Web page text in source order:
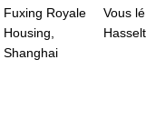
Fuxing Royale
Housing,
Shanghai
Vous
Hasselt